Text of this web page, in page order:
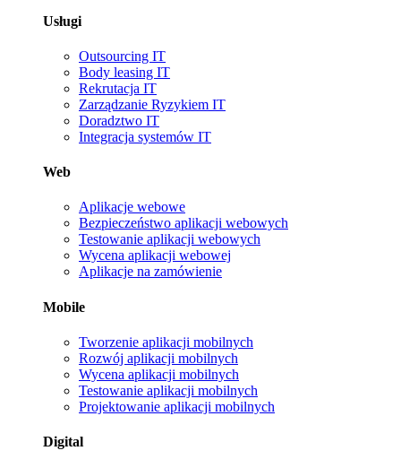
Usługi
Outsourcing IT
Body leasing IT
Rekrutacja IT
Zarządzanie Ryzykiem IT
Doradztwo IT
Integracja systemów IT
Web
Aplikacje webowe
Bezpieczeństwo aplikacji webowych
Testowanie aplikacji webowych
Wycena aplikacji webowej
Aplikacje na zamówienie
Mobile
Tworzenie aplikacji mobilnych
Rozwój aplikacji mobilnych
Wycena aplikacji mobilnych
Testowanie aplikacji mobilnych
Projektowanie aplikacji mobilnych
Digital